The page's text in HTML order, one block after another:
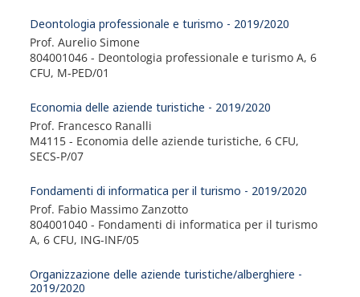
Deontologia professionale e turismo - 2019/2020
Prof. Aurelio Simone
804001046 - Deontologia professionale e turismo A, 6
CFU, M-PED/01
Economia delle aziende turistiche - 2019/2020
Prof. Francesco Ranalli
M4115 - Economia delle aziende turistiche, 6 CFU,
SECS-P/07
Fondamenti di informatica per il turismo - 2019/2020
Prof. Fabio Massimo Zanzotto
804001040 - Fondamenti di informatica per il turismo
A, 6 CFU, ING-INF/05
Organizzazione delle aziende turistiche/alberghiere -
2019/2020